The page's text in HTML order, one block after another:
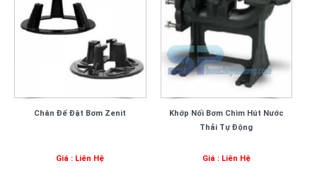
Chân Đế Đặt Bơm Zenit
Giá : Liên Hệ
Khớp Nối Bơm Chìm Hút Nước
Thải Tự Động
Giá : Liên Hệ